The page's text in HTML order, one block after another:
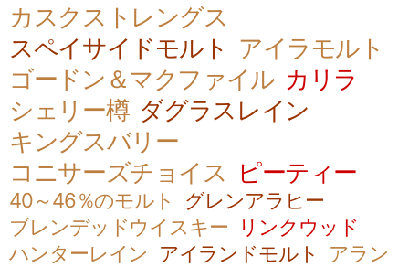
カスクストレングス
スペイサイドモルト アイラモルト
ゴードン＆マクファイル カリラ
シェリー樽 ダグラスレイン
キングスバリー
コニサーズチョイス ピーティー
40～46％のモルト
グレンアラヒー
ブレンデッドウイスキー
リンクウッド
ハンターレイン
アイランドモルト
アラン